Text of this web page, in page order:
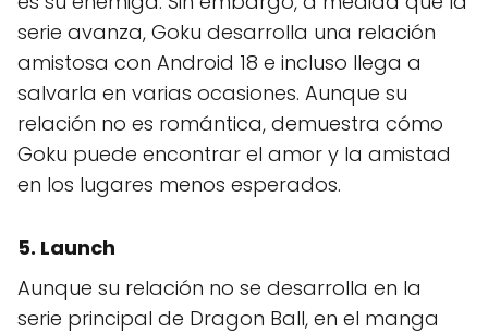
serie avanza, Goku desarrolla una relación
amistosa con Android 18 e incluso llega a
salvarla en varias ocasiones. Aunque su
relación no es romántica, demuestra cómo
Goku puede encontrar el amor y la amistad
en los lugares menos esperados.
5. Launch
Aunque su relación no se desarrolla en la
serie principal de Dragon Ball, en el manga